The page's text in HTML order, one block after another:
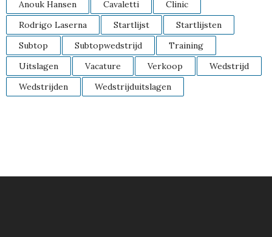
Anouk Hansen Cavaletti
Clinic
Rodrigo Laserna
Startlijst
Startlijsten
Subtop
Subtopwedstrijd
Training
Uitslagen
Vacature Verkoop
Wedstrijd
Wedstrijden
Wedstrijduitslagen